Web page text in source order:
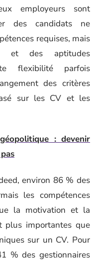
employeurs sont
des candidats ne
requises, mais
et des aptitudes
flexibilité parfois
des critères
sur les CV et les
: devenir
environ 86 % des
les compétences
la motivation et la
plus importantes que
sur un CV. Pour
% des gestionnaires